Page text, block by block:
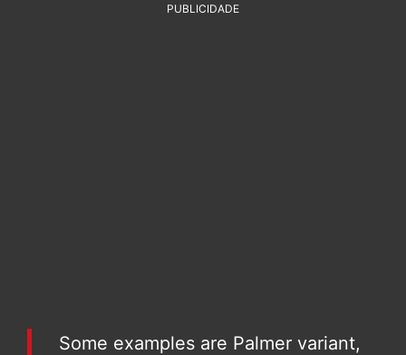
PUBLICIDADE
Some examples are Palmer variant,